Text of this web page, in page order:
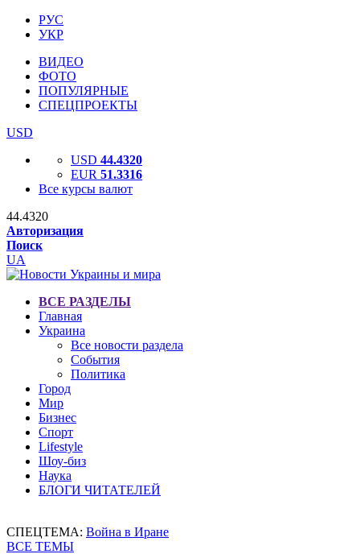
РУС
УКР
ВИДЕО
ФОТО
ПОПУЛЯРНЫЕ
СПЕЦПРОЕКТЫ
USD
USD 44.4320
EUR 51.3316
Все курсы валют
44.4320
Авторизация
Поиск
UA
ВСЕ РАЗДЕЛЫ
Главная
Украина
Все новости раздела
События
Политика
Город
Мир
Бизнес
Спорт
Lifestyle
Шоу-биз
Наука
БЛОГИ ЧИТАТЕЛЕЙ
СПЕЦТЕМА: Война в Иране
ВСЕ ТЕМЫ